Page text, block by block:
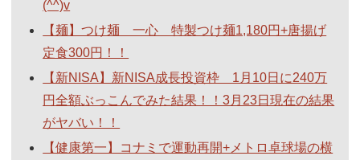
(^^)v
【麺】つけ麺 一心 特製つけ麺1,180円+唐揚げ
定食300円！！
【新NISA】新NISA成長投資枠 1月10日に240万
円全額ぶっこんでみた結果！！3月23日現在の結果
がヤバい！！
【健康第一】コナミで運動再開+メトロ卓球場の横